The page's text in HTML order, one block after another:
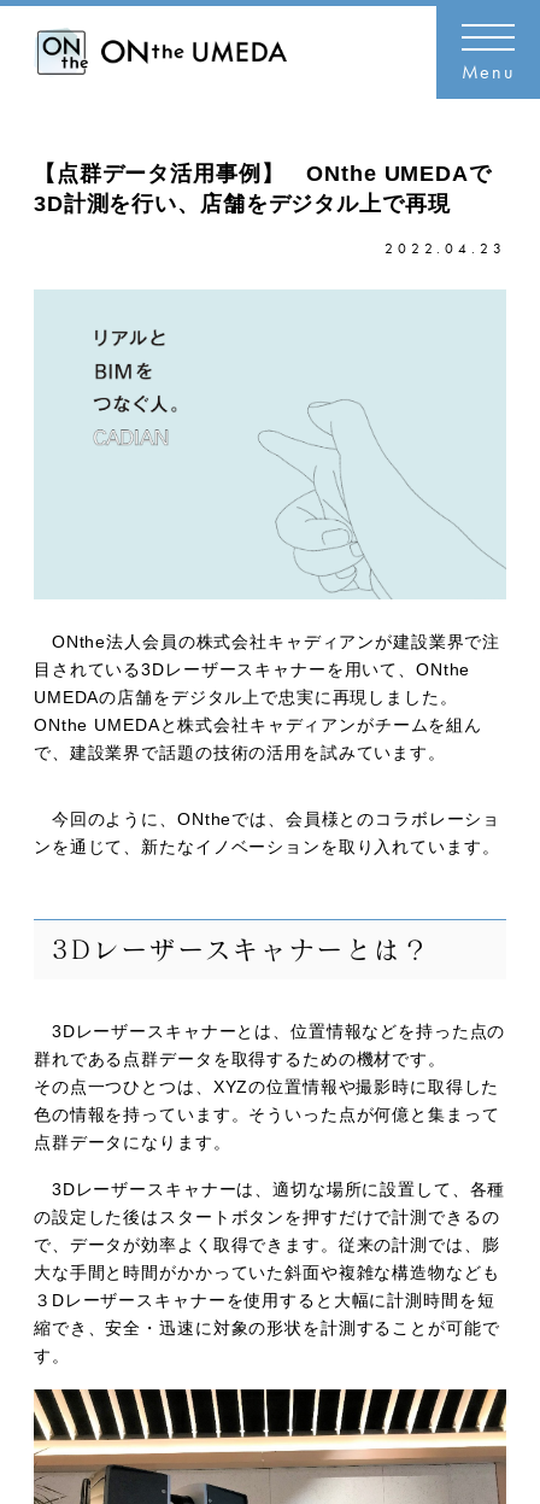
Menu
【点群データ活用事例】 ONthe UMEDAで
3D計測を行い、店舗をデジタル上で再現
2022.04.23
ONthe法人会員の株式会社キャディアンが建設業界で注
目されている3Dレーザースキャナーを用いて、ONthe
UMEDAの店舗をデジタル上で忠実に再現しました。
ONthe UMEDAと株式会社キャディアンがチームを組ん
で、建設業界で話題の技術の活用を試みています。
今回のように、ONtheでは、会員様とのコラボレーショ
ンを通じて、新たなイノベーションを取り入れています。
3Dレーザースキャナーとは？
3Dレーザースキャナーとは、位置情報などを持った点の
群れである点群データを取得するための機材です。
その点一つひとつは、XYZの位置情報や撮影時に取得した
色の情報を持っています。そういった点が何億と集まって
点群データになります。
3Dレーザースキャナーは、適切な場所に設置して、各種
の設定した後はスタートボタンを押すだけで計測できるの
で、データが効率よく取得できます。従来の計測では、膨
大な手間と時間がかかっていた斜面や複雑な構造物なども
３Dレーザースキャナーを使用すると大幅に計測時間を短
縮でき、安全・迅速に対象の形状を計測することが可能で
す。